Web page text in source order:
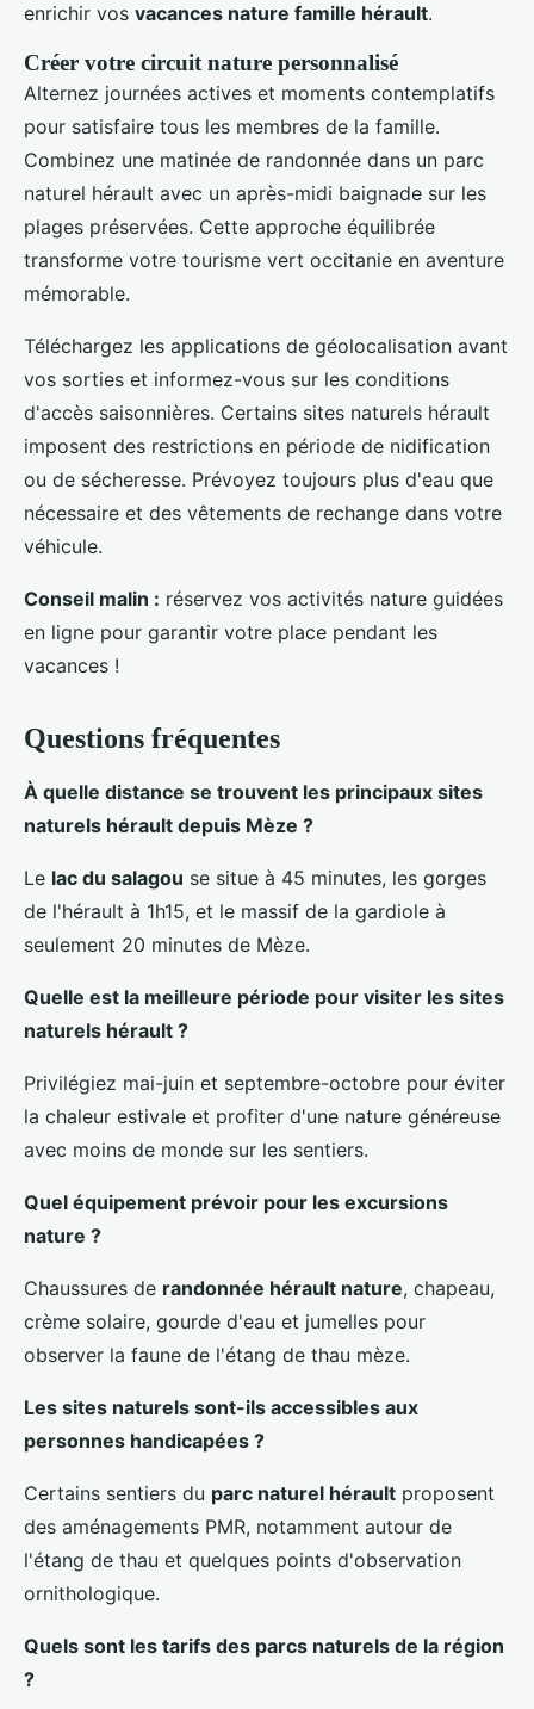
enrichir vos vacances nature famille hérault.
Créer votre circuit nature personnalisé
Alternez journées actives et moments contemplatifs
pour satisfaire tous les membres de la famille.
Combinez une matinée de randonnée dans un parc
naturel hérault avec un après-midi baignade sur les
plages préservées. Cette approche équilibrée
transforme votre tourisme vert occitanie en aventure
mémorable.
Téléchargez les applications de géolocalisation avant
vos sorties et informez-vous sur les conditions
d'accès saisonnières. Certains sites naturels hérault
imposent des restrictions en période de nidification
ou de sécheresse. Prévoyez toujours plus d'eau que
nécessaire et des vêtements de rechange dans votre
véhicule.
Conseil malin : réservez vos activités nature guidées
en ligne pour garantir votre place pendant les
vacances !
Questions fréquentes
À quelle distance se trouvent les principaux sites
naturels hérault depuis Mèze ?
Le lac du salagou se situe à 45 minutes, les gorges
de l'hérault à 1h15, et le massif de la gardiole à
seulement 20 minutes de Mèze.
Quelle est la meilleure période pour visiter les sites
naturels hérault ?
Privilégiez mai-juin et septembre-octobre pour éviter
la chaleur estivale et profiter d'une nature généreuse
avec moins de monde sur les sentiers.
Quel équipement prévoir pour les excursions
nature ?
Chaussures de randonnée hérault nature, chapeau,
crème solaire, gourde d'eau et jumelles pour
observer la faune de l'étang de thau mèze.
Les sites naturels sont-ils accessibles aux
personnes handicapées ?
Certains sentiers du parc naturel hérault proposent
des aménagements PMR, notamment autour de
l'étang de thau et quelques points d'observation
ornithologique.
Quels sont les tarifs des parcs naturels de la région
?